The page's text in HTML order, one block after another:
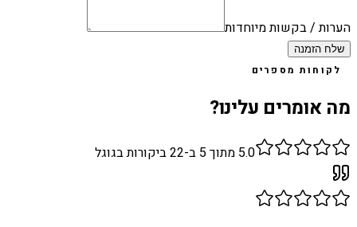
הערות / בקשות מיוחדות
שלח הזמנה
לקוחות מספרים
מה אומרים עלינו?
5.0 מתוך 5 ב- 22ביקורות בגוגל